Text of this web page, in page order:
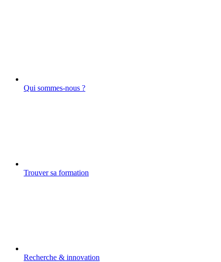
Qui sommes-nous ?
Trouver sa formation
Recherche & innovation